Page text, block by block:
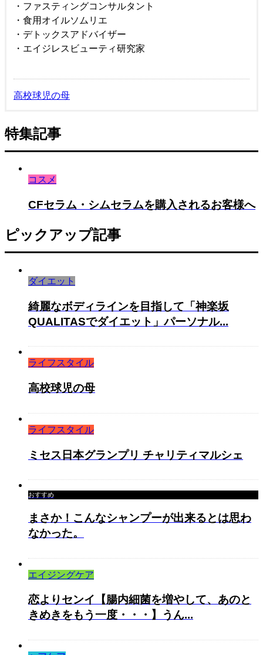
・ファスティングコンサルタント
・食用オイルソムリエ
・デトックスアドバイザー
・エイジレスビューティ研究家
高校球児の母
特集記事
コスメ
CFセラム・シムセラムを購入されるお客様へ
ピックアップ記事
ダイエット
綺麗なボディラインを目指して「神楽坂
QUALITASでダイエット」パーソナル...
ライフスタイル
高校球児の母
ライフスタイル
ミセス日本グランプリ チャリティマルシェ
おすすめ
まさか！こんなシャンプーが出来るとは思わ
なかった。
エイジングケア
恋よりセンイ【腸内細菌を増やして、あのと
きめきをもう一度・・・】うん...